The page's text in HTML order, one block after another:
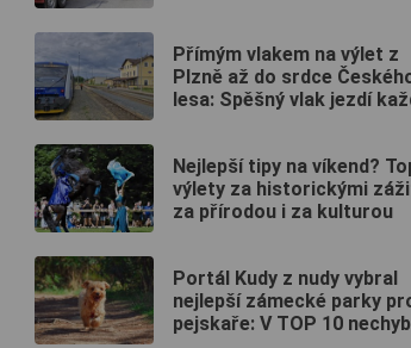
Přímým vlakem na výlet z
Plzně až do srdce
lesa: Spěšný vlak jezdí
Nejlepší tipy na víkend?
výlety za historickými
za přírodou i za kulturou
Portál Kudy z nudy vybral
nejlepší zámecké parky
pejskaře: V TOP 10